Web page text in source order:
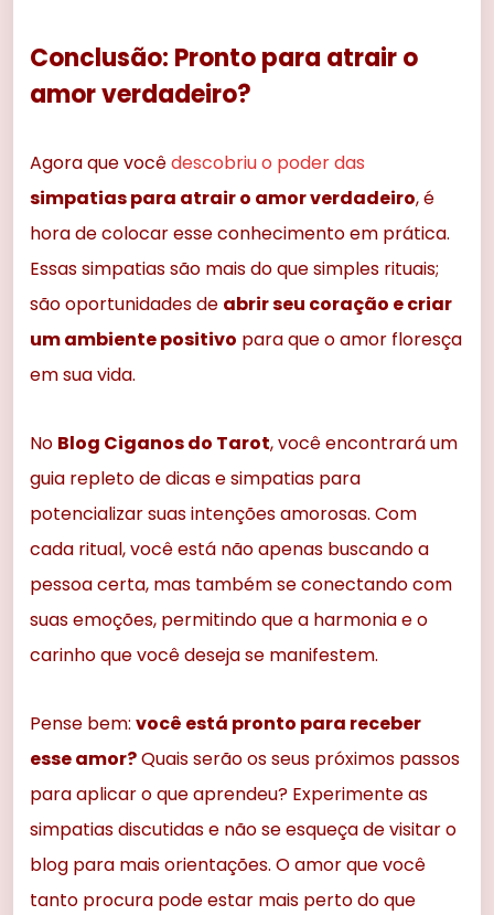
Conclusão: Pronto para atrair o
amor verdadeiro?
Agora que vocêdescobriu o poder das
simpatias para atrair o amor verdadeiro, é
hora de colocar esse conhecimento em prática.
Essas simpatias são mais do que simples rituais;
são oportunidades de abrir seu coração e criar
um ambiente positivo para que o amor floresça
em sua vida.
No Blog Ciganos do Tarot, você encontrará um
guia repleto de dicas e simpatias para
potencializar suas intenções amorosas. Com
cada ritual, você está não apenas buscando a
pessoa certa, mas também se conectando com
suas emoções, permitindo que a harmonia e o
carinho que você deseja se manifestem.
Pense bem: você está pronto para receber
esse amor?Quais serão os seus próximos passos
para aplicar o que aprendeu? Experimente as
simpatias discutidas e não se esqueça de visitar o
blog para mais orientações. O amor que você
tanto procura pode estar mais perto do que